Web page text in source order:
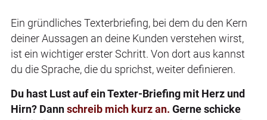
Ein gründliches Texterbriefing, bei dem du den Kern
deiner Aussagen an deine Kunden verstehen wirst,
ist ein wichtiger erster Schritt. Von dort aus kannst
du die Sprache, die du sprichst, weiter definieren.
Du hast Lust auf ein Texter-Briefing mit Herz und
Hirn? Dann schreib mich kurz an. Gerne schicke